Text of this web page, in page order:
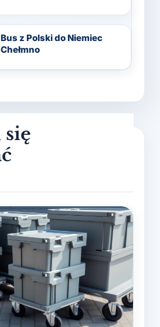
Bus z Polski do Niemiec
Chełmno